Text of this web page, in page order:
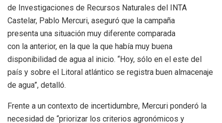
de Investigaciones de Recursos Naturales del INTA
Castelar, Pablo Mercuri, aseguró que la campaña
presenta una situación muy diferente comparada
con la anterior, en la que la que había muy buena
disponibilidad de agua al inicio. “Hoy, sólo en el este del
país y sobre el Litoral atlántico se registra buen almacenaje
de agua”, detalló.
Frente a un contexto de incertidumbre, Mercuri ponderó la
necesidad de “priorizar los criterios agronómicos y